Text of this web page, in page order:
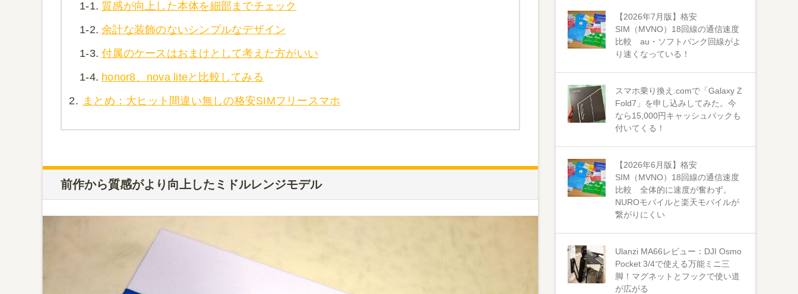
1-1. 質感が向上した本体を細部までチェック
1-2. 余計な装飾のないシンプルなデザイン
1-3. 付属のケースはおまけとして考えた方がいい
1-4. honor8、nova liteと比較してみる
2. まとめ：大ヒット間違い無しの格安SIMフリースマホ
前作から質感がより向上したミドルレンジモデル
【2026年7月版】格安
SIM（MVNO）18回線の通信速度
比較 au・ソフトバンク回線がよ
り速くなっている！
スマホ乗り換え.comで「Galaxy Z
Fold7」を申し込みしてみた。今
なら15,000円キャッシュバックも
付いてくる！
【2026年6月版】格安
SIM（MVNO）18回線の通信速度
比較 全体的に速度が奮わず。
NUROモバイルと楽天モバイルが
繋がりにくい
Ulanzi MA66レビュー：DJI Osmo
Pocket 3/4で使える万能ミニ三
脚！マグネットとフックで使い道
が広がる